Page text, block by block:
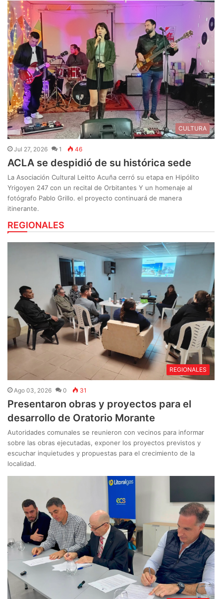
CULTURA
Jul 27, 2026 1 46
ACLA se despidió de su histórica sede
La Asociación Cultural Leitto Acuña cerró su etapa en Hipólito
Yrigoyen 247 con un recital de Orbitantes Y un homenaje al
fotógrafo Pablo Grillo. el proyecto continuará de manera
itinerante.
REGIONALES
REGIONALES
Ago 03, 2026 0 31
Presentaron obras y proyectos para el
desarrollo de Oratorio Morante
Autoridades comunales se reunieron con vecinos para informar
sobre las obras ejecutadas, exponer los proyectos previstos y
escuchar inquietudes y propuestas para el crecimiento de la
localidad.